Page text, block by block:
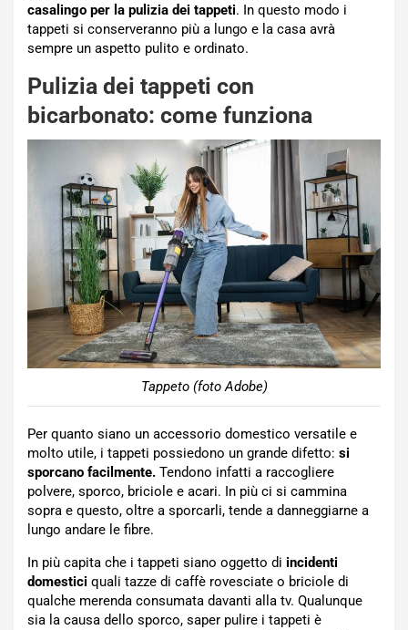
casalingo per la pulizia dei tappeti. In questo modo i
tappeti si conserveranno più a lungo e la casa avrà
sempre un aspetto pulito e ordinato.
Pulizia dei tappeti con
bicarbonato: come funziona
Tappeto (foto Adobe)
Per quanto siano un accessorio domestico versatile e
molto utile, i tappeti possiedono un grande difetto: si
sporcano facilmente. Tendono infatti a raccogliere
polvere, sporco, briciole e acari. In più ci si cammina
sopra e questo, oltre a sporcarli, tende a danneggiarne a
lungo andare le fibre.
In più capita che i tappeti siano oggetto di incidenti
domestici quali tazze di caffè rovesciate o briciole di
qualche merenda consumata davanti alla tv. Qualunque
sia la causa dello sporco, saper pulire i tappeti è